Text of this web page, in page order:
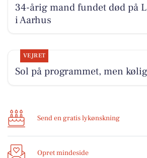
34-årig mand fundet død på
i Aarhus
VEJRET
Sol på programmet, men
Send en gratis lykønskning
Opret mindeside